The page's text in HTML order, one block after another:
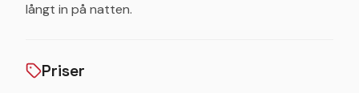
långt in på natten.
Priser